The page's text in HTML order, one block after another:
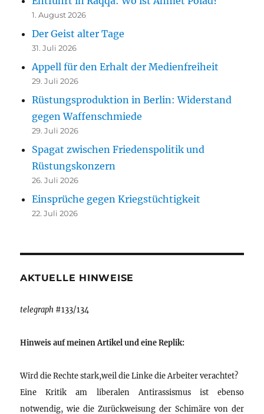
1. August 2026
Der Geist alter Tage
31. Juli 2026
Appell für den Erhalt der Medienfreiheit
29. Juli 2026
Rüstungsproduktion in Berlin: Widerstand
gegen Waffenschmiede
29. Juli 2026
Spagat zwischen Friedenspolitik und
Rüstungskonzern
26. Juli 2026
Einsprüche gegen Kriegstüchtigkeit
22. Juli 2026
AKTUELLE HINWEISE
telegraph #133/134
Hinweis auf meinen Artikel und eine Replik:
Wird die Rechte stark,weil die Linke die Arbeiter verachtet?
Eine Kritik am liberalen Antirassismus ist ebenso
notwendig, wie die Zurückweisung der Schimäre von der